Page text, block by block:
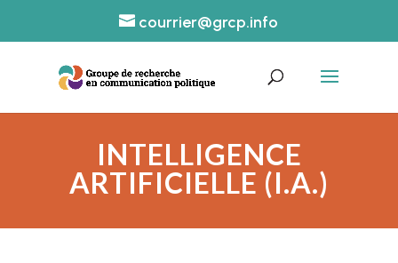
courrier@grcp.info
INTELLIGENCE
ARTIFICIELLE (I.A.)